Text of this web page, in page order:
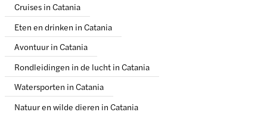
Cruises in Catania
Eten en drinken in Catania
Avontuur in Catania
Rondleidingen in de lucht in Catania
Watersporten in Catania
Natuur en wilde dieren in Catania